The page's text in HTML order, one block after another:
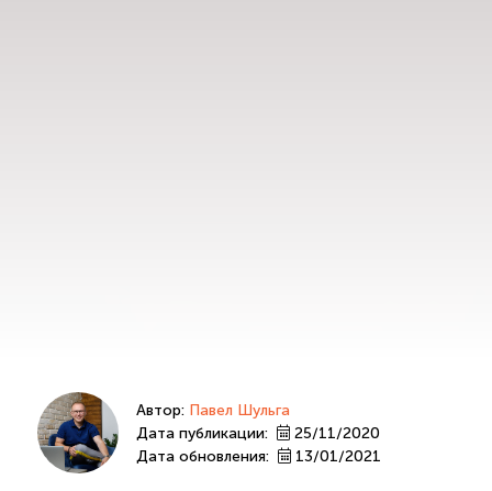
Автор: Павел Шульга
Дата публикации:
25/11/2020
Дата обновления:
13/01/2021